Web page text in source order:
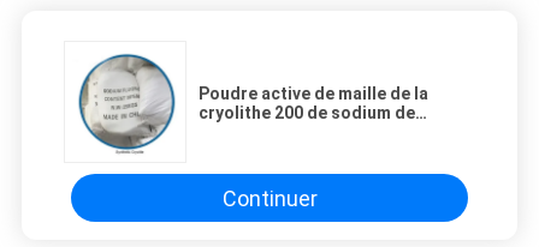
Poudre active de maille de la
cryolithe 200 de sodium de
Continuer